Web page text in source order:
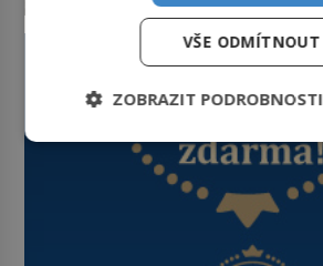
VŠE ODMÍTNOUT
ZOBRAZIT PODROBNOSTI